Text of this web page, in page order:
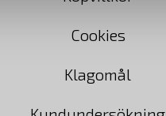
Cookies
Klagomål